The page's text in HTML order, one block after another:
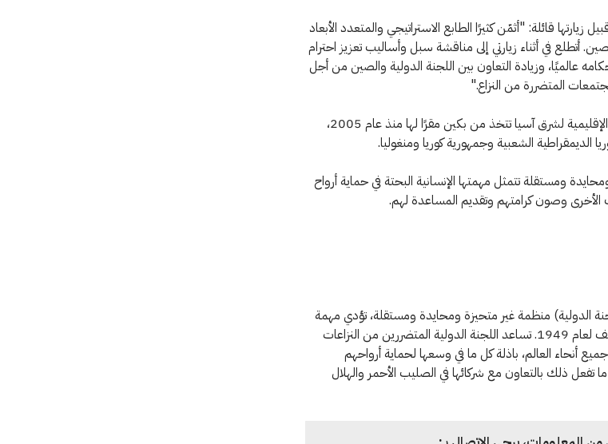
قائلة: "أثمّن كثيرًا الطابع الاستراتيجي والمتعدد الأبعاد
أتطلع في أثناء زيارتي إلى مناقشة سبل وأساليب تعزيز احترام
عالميًا، وزيادة التعاون بين اللجنة الدولية والصين من أجل
المتضررة من النزاع."
جدير بالذكر أن بعثة اللجنة الدولية الإقليمية لشرق آسيا تتخذ من بكين مقرًا لها منذ عام 2005،
الشعبية وجمهورية كوريا ومنغوليا.
ومستقلة تتمثل مهمتها الإنسانية البحتة في حماية أرواح
الأخرى وصون كرامتهم وتقديم المساعدة لهم.
الدولية) منظمة غير متحيزة ومحايدة ومستقلة، تؤدي مهمة
إنسانية بحتة تنبع من اتفاقيات جنيف لعام 1949. تساعد اللجنة الدولية المتضررين من النزاعات
أنحاء العالم، باذلة كل ما في وسعها لحماية أرواحهم
تفعل ذلك بالتعاون مع شركائها في الصليب الأحمر والهلال